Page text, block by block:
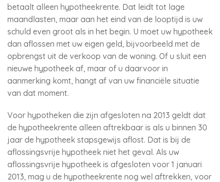
betaalt alleen hypotheekrente. Dat leidt tot lage
maandlasten, maar aan het eind van de looptijd is uw
schuld even groot als in het begin. U moet uw hypotheek
dan aflossen met uw eigen geld, bijvoorbeeld met de
opbrengst uit de verkoop van de woning. Of u sluit een
nieuwe hypotheek af, maar of u daarvoor in
aanmerking komt, hangt af van uw financiële situatie
van dat moment.
Voor hypotheken die zijn afgesloten na 2013 geldt dat
de hypotheekrente alleen aftrekbaar is als u binnen 30
jaar de hypotheek stapsgewijs aflost. Dat is bij de
aflossingsvrije hypotheek niet het geval. Als uw
aflossingsvrije hypotheek is afgesloten voor 1 januari
2013, mag u de hypotheekrente nog wel aftrekken, voor